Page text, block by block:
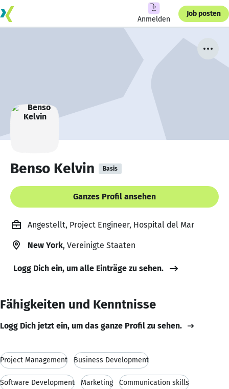
Anmelden
Job posten
Benso Kelvin Basis
Ganzes Profil ansehen
Angestellt, Project Engineer, Hospital del Mar
New York, Vereinigte Staaten
Logg Dich ein, um alle Einträge zu sehen.
Fähigkeiten und Kenntnisse
Logg Dich jetzt ein, um das ganze Profil zu sehen.
Project Management Business Development
Software Development Marketing Communication skills